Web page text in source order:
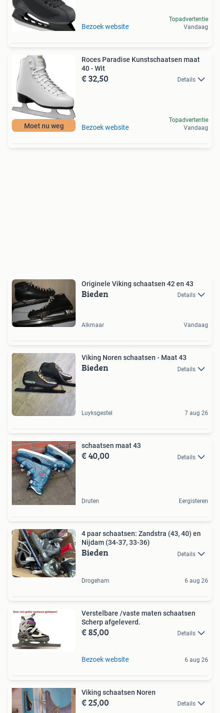
Bezoek website
Topadvertentie
Vandaag
Moet nu weg
Roces Paradise Kunstschaatsen maat
40 - Wit
€ 32,50 Details
Bezoek website
Topadvertentie
Vandaag
Originele Viking schaatsen 42 en 43
Bieden Details
Alkmaar Vandaag
Viking Noren schaatsen - Maat 43
Bieden Details
Luyksgestel 7 aug 26
schaatsen maat 43
€ 40,00 Details
Druten Eergisteren
4 paar schaatsen: Zandstra (43, 40) en
Nijdam (34-37, 33-36)
Bieden Details
Drogeham 6 aug 26
Verstelbare /vaste maten schaatsen
Scherp afgeleverd.
€ 85,00 Details
Bezoek website 6 aug 26
Viking schaatsen Noren
€ 25,00 Details